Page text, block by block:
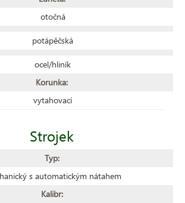
otočná
potápěčská
ocel/hliník
Korunka:
vytahovací
Strojek
Typ:
s automatickým nátahem
Kalibr: